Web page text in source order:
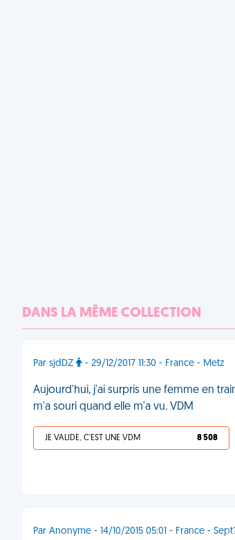
DANS LA MÊME COLLECTION
Par sjdDZ - 29/12/2017 11:30 - France - Metz
Aujourd'hui, j'ai surpris une femme en
m'a souri quand elle m'a vu. VDM
JE VALIDE, C'EST UNE VDM 8 508
Par Anonyme - 14/10/2015 05:01 - France -